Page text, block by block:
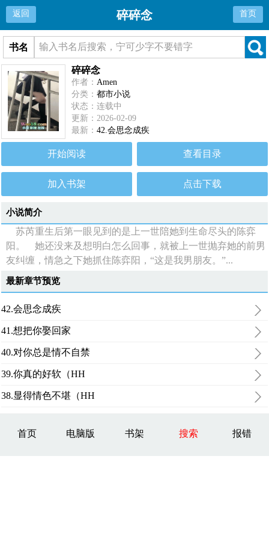
返回 碎碎念 首页
书名
碎碎念
作者：Amen
分类：都市小说
状态：连载中
更新：2026-02-09
最新：42.会思念成疾
开始阅读 查看目录
加入书架 点击下载
小说简介
苏芮重生后第一眼见到的是上一世陪她到生命尽头的陈弈
阳。 她还没来及想明白怎么回事，就被上一世抛弃她的前男
友纠缠，情急之下她抓住陈弈阳，“这是我男朋友。”...
最新章节预览
42.会思念成疾
41.想把你娶回家
40.对你总是情不自禁
39.你真的好软（HH
38.显得情色不堪（HH
首页 电脑版 书架 搜索 报错